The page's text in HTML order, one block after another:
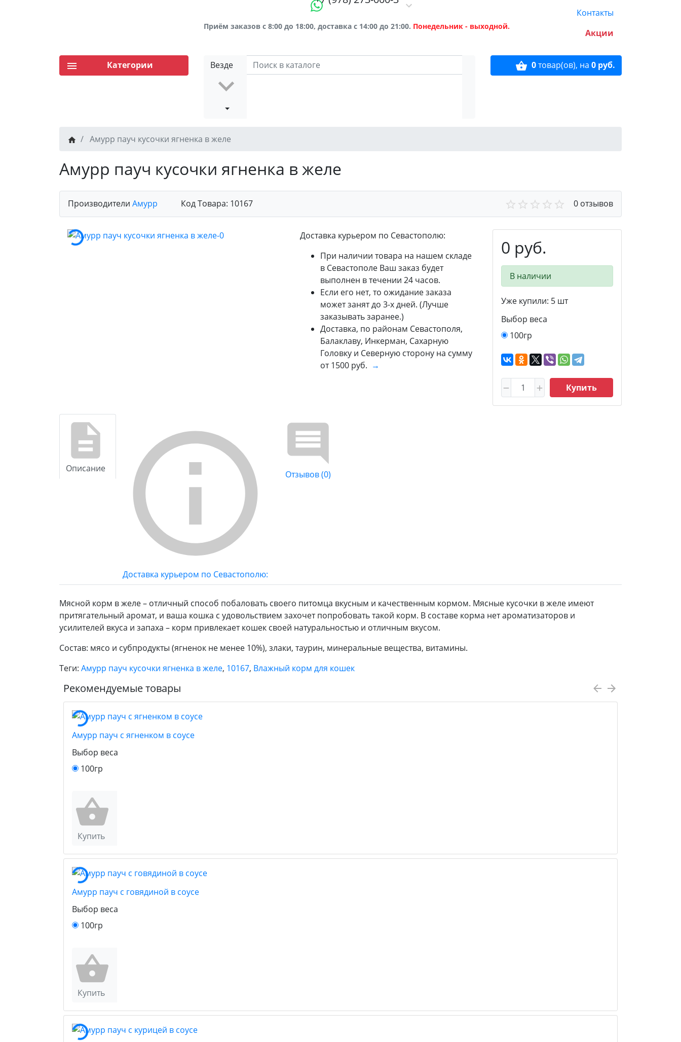
Приём заказов с 8:00 до 18:00, доставка с 14:00 до 21:00. Понедельник - выходной.
Контакты
Акции
Везде 0товар(ов), на 0 руб.
Категории
Амурр пауч кусочки ягненка в желе
Амурр пауч кусочки ягненка в желе
Производители Амурр Код Товара: 10167 0 отзывов
0 руб.
В наличии
Уже купили: 5 шт
Выбор веса
100гр
Купить
Доставка курьером по Севастополю:
При наличии товара на нашем складе
в Севастополе Ваш заказ будет
выполнен в течении 24 часов.
Если его нет, то ожидание заказа
может занят до 3-х дней. (Лучше
заказывать заранее.)
Доставка, по районам Севастополя,
Балаклаву, Инкерман, Сахарную
Головку и Северную сторону на сумму
от 1500 руб. →
Описание
Доставка курьером по Севастополю:
Отзывов (0)
Мясной корм в желе – отличный способ побаловать своего питомца вкусным и качественным кормом. Мясные кусочки в желе имеют
притягательный аромат, и ваша кошка с удовольствием захочет попробовать такой корм. В составе корма нет ароматизаторов и
усилителей вкуса и запаха – корм привлекает кошек своей натуральностью и отличным вкусом.
Состав: мясо и субпродукты (ягненок не менее 10%), злаки, таурин, минеральные вещества, витамины.
Теги: Амурр пауч кусочки ягненка в желе, 10167, Влажный корм для кошек
Рекомендуемые товары
Амурр пауч с ягненком в соусе
Выбор веса
100гр
Купить
Амурр пауч с говядиной в соусе
Выбор веса
100гр
Купить